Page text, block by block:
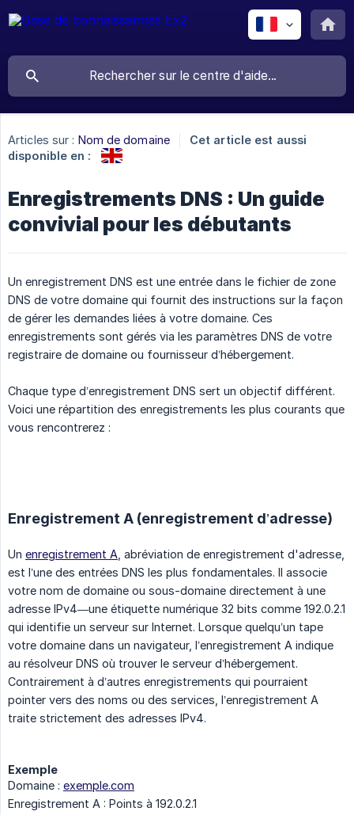
Articles sur : Nom de domaine
Cet article est aussi
disponible en :
Enregistrements DNS : Un guide
convivial pour les débutants
Un enregistrement DNS est une entrée dans le fichier de zone
DNS de votre domaine qui fournit des instructions sur la façon
de gérer les demandes liées à votre domaine. Ces
enregistrements sont gérés via les paramètres DNS de votre
registraire de domaine ou fournisseur d’hébergement.
Chaque type d’enregistrement DNS sert un objectif différent.
Voici une répartition des enregistrements les plus courants que
vous rencontrerez :
Enregistrement A (enregistrement d’adresse)
Un enregistrement A , abréviation de enregistrement d'adresse,
est l’une des entrées DNS les plus fondamentales. Il associe
votre nom de domaine ou sous-domaine directement à une
adresse IPv4—une étiquette numérique 32 bits comme 192.0.2.1
qui identifie un serveur sur Internet. Lorsque quelqu’un tape
votre domaine dans un navigateur, l’enregistrement A indique
au résolveur DNS où trouver le serveur d’hébergement.
Contrairement à d’autres enregistrements qui pourraient
pointer vers des noms ou des services, l’enregistrement A
traite strictement des adresses IPv4.
Exemple
Domaine : exemple.com
Enregistrement A : Points à 192.0.2.1